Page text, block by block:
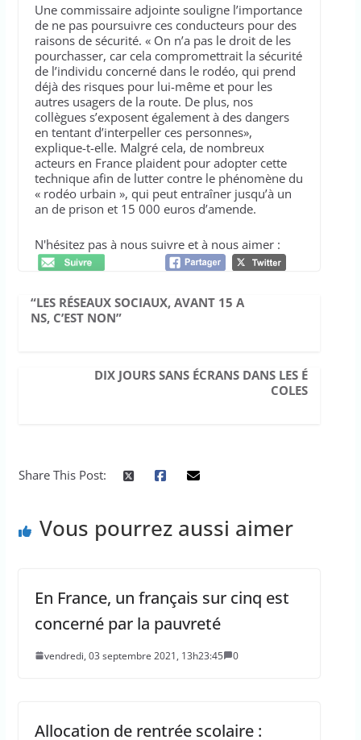
Une commissaire adjointe souligne l’importance
de ne pas poursuivre ces conducteurs pour des
raisons de sécurité. « On n’a pas le droit de les
pourchasser, car cela compromettrait la sécurité
de l’individu concerné dans le rodéo, qui prend
déjà des risques pour lui-même et pour les
autres usagers de la route. De plus, nos
collègues s’exposent également à des dangers
en tentant d’interpeller ces personnes»,
explique-t-elle. Malgré cela, de nombreux
acteurs en France plaident pour adopter cette
technique afin de lutter contre le phénomène du
« rodéo urbain », qui peut entraîner jusqu’à un
an de prison et 15 000 euros d’amende.
N'hésitez pas à nous suivre et à nous aimer :
“LES RÉSEAUX SOCIAUX, AVANT 15 A
NS, C’EST NON”
DIX JOURS SANS ÉCRANS DANS LES É
COLES
Share This Post:
Vous pourrez aussi aimer
En France, un français sur cinq est
concerné par la pauvreté
vendredi, 03 septembre 2021, 13h23:45 0
Allocation de rentrée scolaire :